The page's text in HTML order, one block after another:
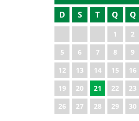
2020
2022
2023
2024
2025
2026
D S T Q Q
1 2
5
6 7 8 9
12
13 14 15 16
19
20 21 22 23
26
27 28 29 30